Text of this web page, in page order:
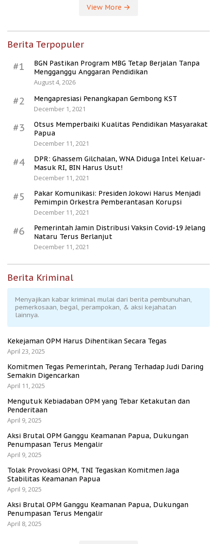
View More
Berita Terpopuler
#1
BGN Pastikan Program MBG Tetap Berjalan Tanpa
Mengganggu Anggaran Pendidikan
August 4, 2026
#2
Mengapresiasi Penangkapan Gembong KST
December 1, 2021
#3
Otsus Memperbaiki Kualitas Pendidikan Masyarakat
Papua
December 11, 2021
#4
DPR: Ghassem Gilchalan, WNA Diduga Intel Keluar-
Masuk RI, BIN Harus Usut!
December 11, 2021
#5
Pakar Komunikasi: Presiden Jokowi Harus Menjadi
Pemimpin Orkestra Pemberantasan Korupsi
December 11, 2021
#6
Pemerintah Jamin Distribusi Vaksin Covid-19 Jelang
Nataru Terus Berlanjut
December 11, 2021
Berita Kriminal
Menyajikan kabar kriminal mulai dari berita pembunuhan,
pemerkosaan, begal, perampokan, & aksi kejahatan
lainnya.
Kekejaman OPM Harus Dihentikan Secara Tegas
April 23, 2025
Komitmen Tegas Pemerintah, Perang Terhadap Judi Daring
Semakin Digencarkan
April 11, 2025
Mengutuk Kebiadaban OPM yang Tebar Ketakutan dan
Penderitaan
April 9, 2025
Aksi Brutal OPM Ganggu Keamanan Papua, Dukungan
Penumpasan Terus Mengalir
April 9, 2025
Tolak Provokasi OPM, TNI Tegaskan Komitmen Jaga
Stabilitas Keamanan Papua
April 9, 2025
Aksi Brutal OPM Ganggu Keamanan Papua, Dukungan
Penumpasan Terus Mengalir
April 8, 2025